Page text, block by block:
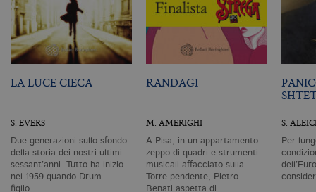
LA LUCE CIECA
S. EVERS
Due generazioni sullo sfondo
della storia dei nostri ultimi
sessant’anni. Tutto ha inizio
nel 1959 quando Drum –
figlio…
RANDAGI
M. AMERIGHI
A Pisa, in un appartamento
zeppo di quadri e strumenti
musicali affacciato sulla
Torre pendente, Pietro
Benati aspetta di
S.
Per